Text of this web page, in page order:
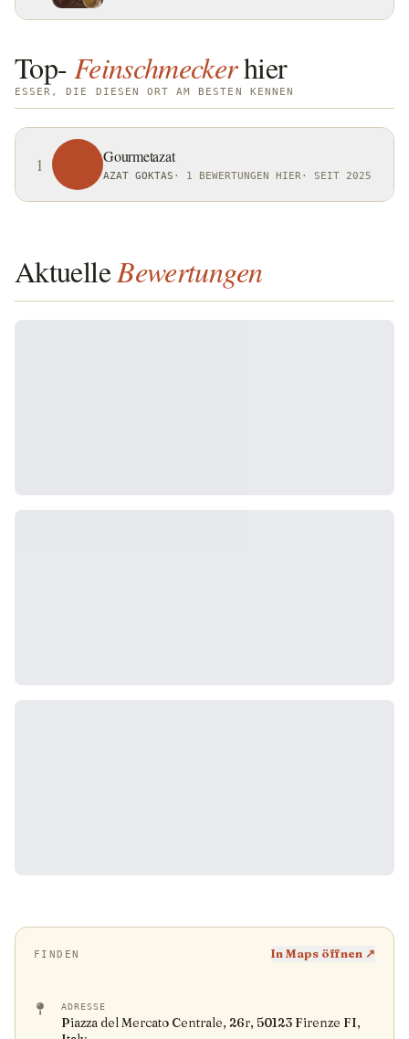
Top-Feinschmeckerhier
ESSER, DIE DIESEN ORT AM BESTEN KENNEN
1 Gourmetazat
AZAT GOKTAS · 1 BEWERTUNGEN HIER · SEIT 2025
AktuelleBewertungen
FINDEN In Maps öffnen ↗
ADRESSE
Piazza del Mercato Centrale, 26r, 50123 Firenze FI,